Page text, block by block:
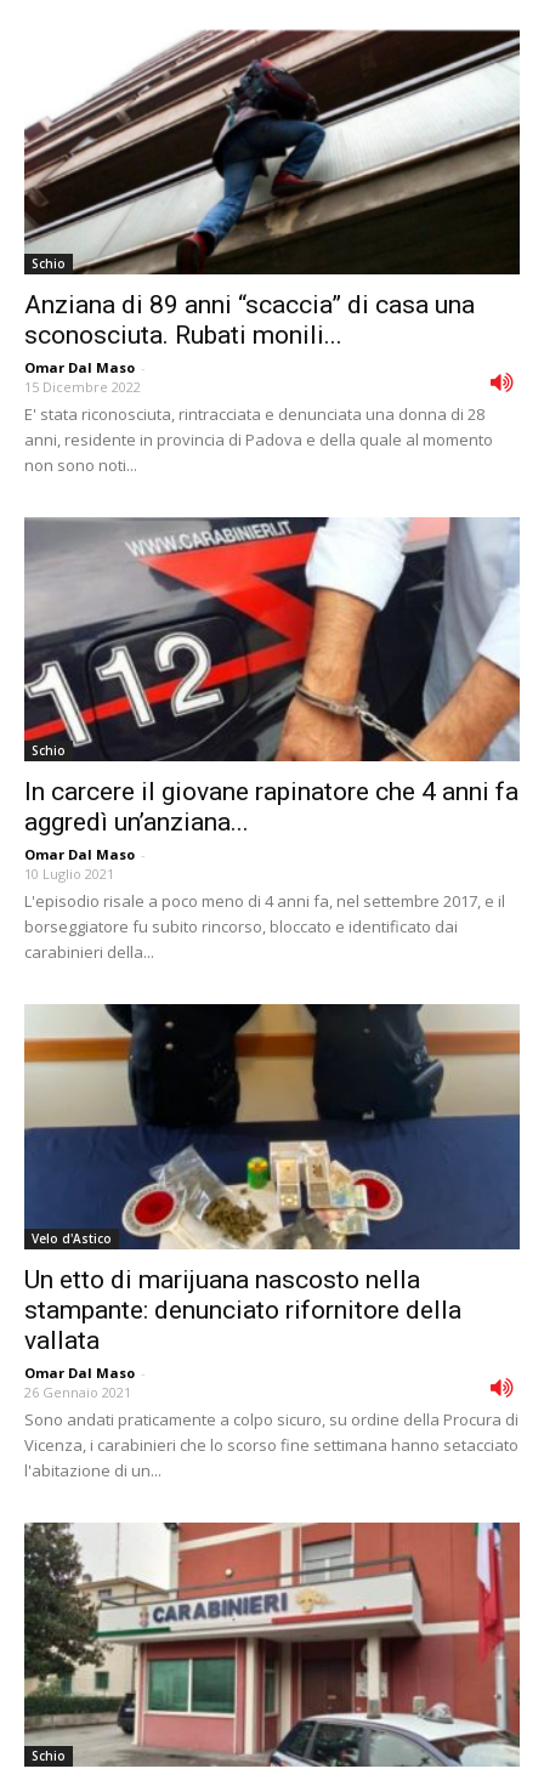
Schio
Anziana di 89 anni “scaccia” di casa una
sconosciuta. Rubati monili...
Omar Dal Maso -
15 Dicembre 2022
E' stata riconosciuta, rintracciata e denunciata una donna di 28
anni, residente in provincia di Padova e della quale al momento
non sono noti...
Schio
In carcere il giovane rapinatore che 4 anni fa
aggredì un’anziana...
Omar Dal Maso -
10 Luglio 2021
L'episodio risale a poco meno di 4 anni fa, nel settembre 2017, e il
borseggiatore fu subito rincorso, bloccato e identificato dai
carabinieri della...
Velo d'Astico
Un etto di marijuana nascosto nella
stampante: denunciato rifornitore della
vallata
Omar Dal Maso -
26 Gennaio 2021
Sono andati praticamente a colpo sicuro, su ordine della Procura di
Vicenza, i carabinieri che lo scorso fine settimana hanno setacciato
l'abitazione di un...
Schio